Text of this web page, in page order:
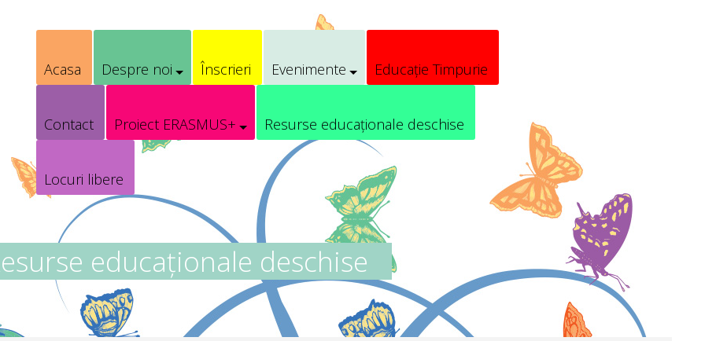
Acasa Despre noi Înscrieri Evenimente Educație Timpurie
Contact Proiect ERASMUS+ Resurse educaționale deschise
Locuri libere
educaționale deschise